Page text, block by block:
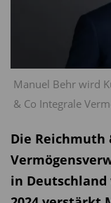
Manuel Behr wird
& Co Integrale
Die Reichmuth
in